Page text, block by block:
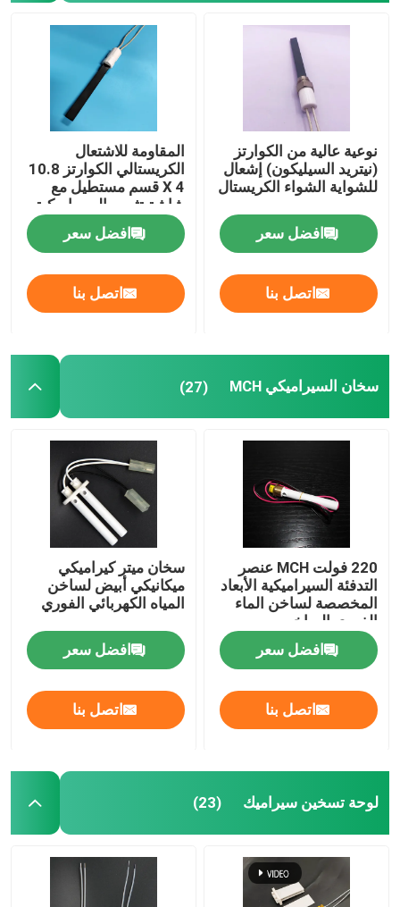
نوعية عالية من الكوارتز
(نيتريد السيليكون) إشعال
للشواية الشواء الكريستال
افضل سعر
اتصل بنا
المقاومة للاشتعال
الكريستالي الكوارتز 10.8
X 4 قسم مستطيل مع
شاشة تثبيت السيراميكية
للماء
افضل سعر
اتصل بنا
سخان السيراميكي MCH (27)
220 فولت MCH عنصر
التدفئة السيراميكية الأبعاد
المخصصة لساخن الماء
الفوري الساخن
افضل سعر
اتصل بنا
سخان ميتر كيراميكي
ميكانيكي أبيض لساخن
المياه الكهربائي الفوري
افضل سعر
اتصل بنا
لوحة تسخين سيراميك (23)